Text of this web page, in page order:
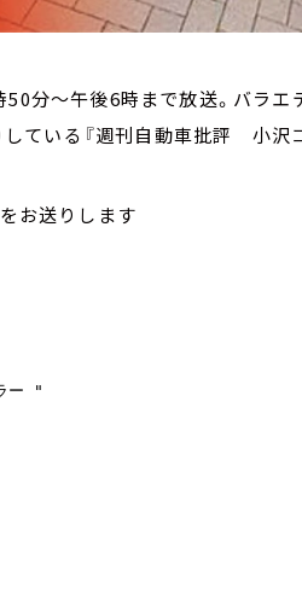
分～午後6時まで放送。バラエ
ている『週刊自動車批評 小沢コ
お送りします